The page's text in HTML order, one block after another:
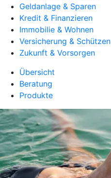
Geldanlage & Sparen
Kredit & Finanzieren
Immobilie & Wohnen
Versicherung & Schützen
Zukunft & Vorsorgen
Übersicht
Beratung
Produkte